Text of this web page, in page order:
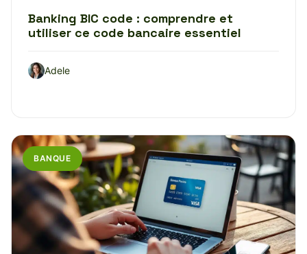
Banking BIC code : comprendre et
utiliser ce code bancaire essentiel
Adele
BANQUE